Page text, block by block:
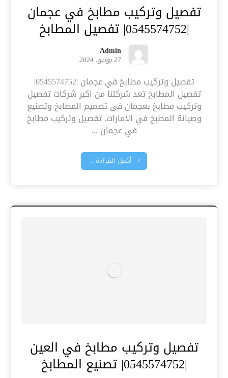
تفصيل وتركيب مطابخ في عجمان
|0545574752| تفصيل المطابخ
Admin
27 يونيو، 2024
تفصيل وتركيب مطابخ في عجمان |0545574752|
تفصيل المطابخ تعد شركتنا من اكبر شركات تفصيل
وتركيب مطابخ بعجمان فى تصميم المطابخ وتصنيع
وصيانة المطبخ في الامارات. تفصيل وتركيب مطابخ
في عجمان ...
أكمل القراءة ...
تفصيل وتركيب مطابخ في العين
|0545574752| تصنيع المطابخ